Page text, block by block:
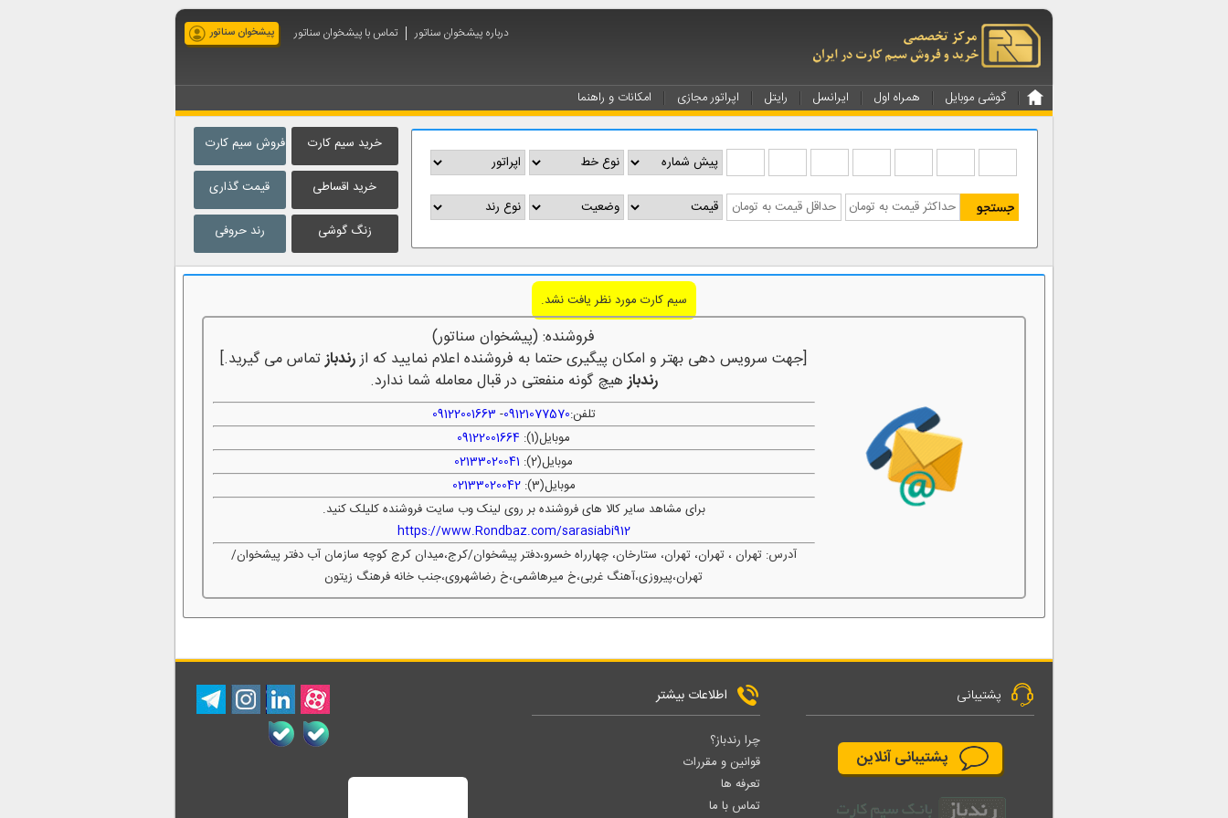
پیشخوان سناتور درباره پیشخوان سناتور تماس با پیشخوان سناتور
گوشی موبایل همراه اول ایرانسل رایتل اپراتور مجازی امکانات و راهنما
فروش سیم کارت
قیمت گذاری
رند حروفی
خرید سیم کارت
خرید اقساطی
زنگ گوشی
سیم کارت مورد نظر یافت نشد.
فروشنده: (پیشخوان سناتور)
[جهت سرویس دهی بهتر و امکان پیگیری حتما به فروشنده اعلام نمایید که ازرندبازتماس می گیرید.]
رندبازهیچ گونه منفعتی در قبال معامله شما ندارد.
تلفن:09121077570
-
09122001663
موبایل(1):
09122001664
موبایل(2):
02133020041
موبایل(3):
02133020042
برای مشاهد سایر کالا های فروشنده بر روی لینک وب سایت فروشنده کلیلک کنید.
https://www.Rondbaz.com/sarasiabi912
آدرس: تهران ، تهران، تهران، ستارخان، چهارراه خسرو،دفتر پیشخوان/کرج،میدان کرج کوچه سازمان آب دفتر پیشخوان/
تهران،پیروزی،آهنگ غربی،خ میرهاشمی،خ رضاشهروی،جنب خانه فرهنگ زیتون
پشتیبانی
پشتیبانی آنلاین
اطلاعات بیشتر
چرا رندباز؟
قوانین و مقررات
تعرفه ها
تماس با ما